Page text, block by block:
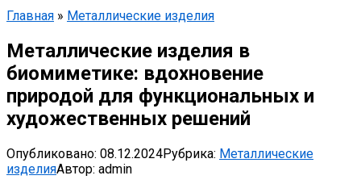
Главная » Металлические изделия
Металлические изделия в
биомиметике: вдохновение
природой для функциональных и
художественных решений
Опубликовано: 08.12.2024Рубрика: Металлические
изделияАвтор: admin